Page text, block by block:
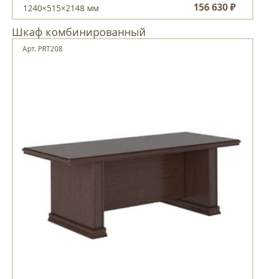
1240×515×2148 мм 156 630 ₽
Шкаф комбинированный
Арт. PRT208